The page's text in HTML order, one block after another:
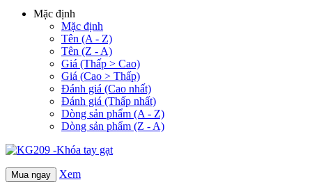
Mặc định
Mặc định
Tên (A - Z)
Tên (Z - A)
Giá (Thấp > Cao)
Giá (Cao > Thấp)
Đánh giá (Cao nhất)
Đánh giá (Thấp nhất)
Dòng sản phẩm (A - Z)
Dòng sản phẩm (Z - A)
Mua ngay Xem